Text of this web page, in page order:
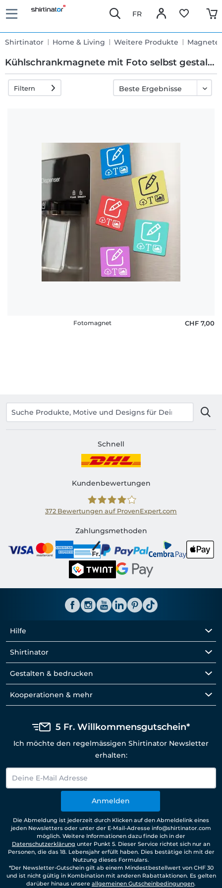
FR
Shirtinator Home & Living Weitere Produkte Magnete
Kühlschrankmagnete mit Foto selbst gestalten
Umtauschrecht
Rückgaberecht
Häufige
Fragen
Filtern
Fotomagnet CHF 7,00
Schnell
Kundenbewertungen
Shirtinator CH
372 Bewertungen auf ProvenExpert.com
Zahlungsmethoden
Hilfe
Shirtinator
Gestalten & bedrucken
Kooperationen & mehr
5 Fr. Willkommensgutschein*
Ich möchte den regelmässigen Shirtinator Newsletter
erhalten:
Anmelden
Die Abmeldung ist jederzeit durch Klicken auf den Abmeldelink eines
jeden Newsletters oder unter der E-Mail-Adresse info@shirtinator.com
möglich. Weitere Informationen dazu finde ich in der
Datenschutzerklärung unter Punkt 5. Dieser Service richtet sich nur an
Personen, die das 18. Lebensjahr erfüllt haben. Dies bestätige ich mit der
Nutzung dieses Formulars.
*Der Newsletter-Gutschein gilt ab einem Mindestbestellwert von CHF 30
und ist nicht gültig in Kombination mit anderen Rabattaktionen. Es gelten
darüber hinaus unsere allgemeinen Gutscheinbedingungen.